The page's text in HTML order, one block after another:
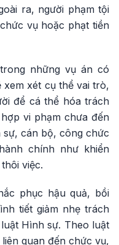
ra, người phạm tội
vụ hoặc phạt tiền
những vụ án có
xét cụ thể vai trò,
để cá thể hóa trách
vi phạm chưa đến
cán bộ, công chức
chính như khiển
việc.
phục hậu quả, bồi
tiết giảm nhẹ trách
Hình sự. Theo luật
quan đến chức vụ,